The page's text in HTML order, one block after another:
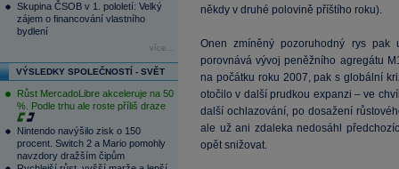
Skupina ČSOB v 1. pololetí: Velký
zájem o financování vlastního
bydlení
více...
VÝSLEDKY SPOLEČNOSTÍ - SVĚT
Růst MercadoLibre akceleruje na 50
%. Podle trhu ale roste příliš draze
Nintendo navýšilo zisk o 150
procent. Switch 2 a Mario pomohly
navzdory dražším čipům
někdy v druhé polovině příštího roku).
Onen zmíněný pozoruhodný rys
porovnává vývoj peněžního agregátu
na počátku roku 2007, pak s globální
otočilo v další prudkou expanzi – ve
další ochlazování, po dosažení
ale už ani zdaleka nedosáhl
opět snižovat.